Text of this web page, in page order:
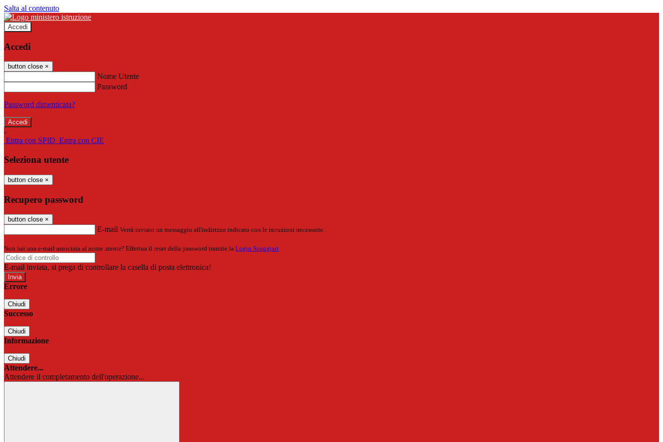
Salta al contenuto
Accedi
Accedi
button close ×
Nome Utente
Password
Password dimenticata?
-
Entra con SPID Entra con CIE
Seleziona utente
button close ×
Recupero password
button close ×
E-mail Verrà inviato un messaggio all'indirizzo indicato con le istruzioni necessarie.
Non hai una e-mail associata al nome utente? Effettua il reset della password tramite la Login Spaggiari
E-mail inviata, si prega di controllare la casella di posta elettronica!
Errore
Chiudi
Successo
Chiudi
Informazione
Chiudi
Attendere...
Attendere il completamento dell'operazione...